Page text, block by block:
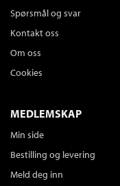
Spørsmål og svar
Kontakt oss
Om oss
Cookies
MEDLEMSKAP
Min side
Bestilling og levering
Meld deg inn